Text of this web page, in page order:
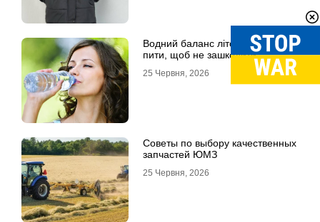
Водний баланс літом: скільки
пити, щоб не зашкодити
25 Червня, 2026
Советы по выбору качественных
запчастей ЮМЗ
25 Червня, 2026